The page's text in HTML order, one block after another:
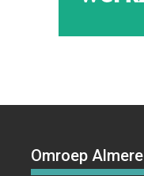
Omroep Almere